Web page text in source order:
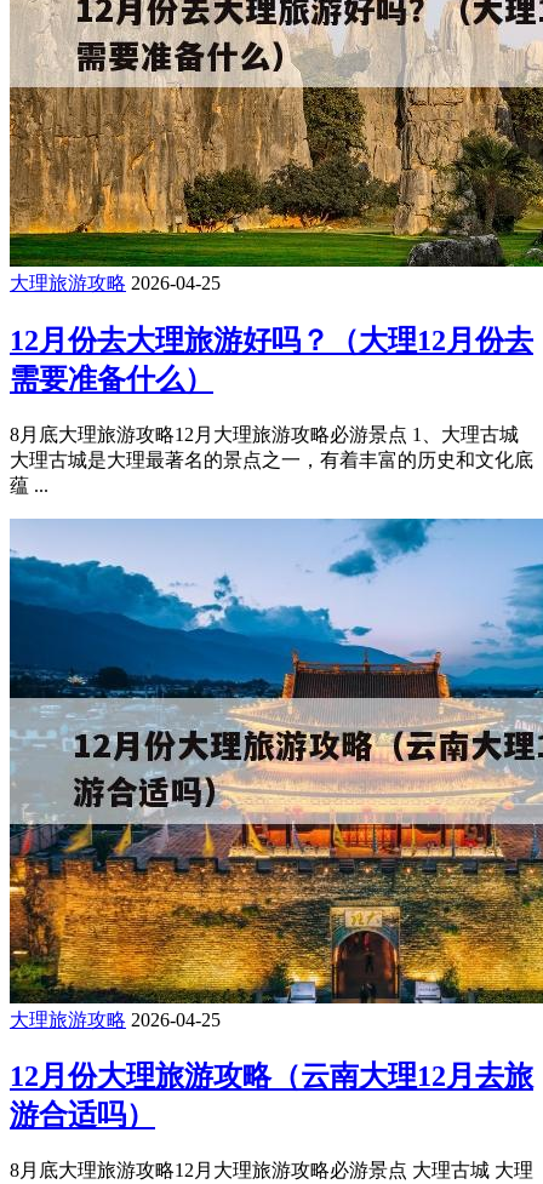
大理旅游攻略 2026-04-25
12月份去大理旅游好吗？（大理12月份去
需要准备什么）
8月底大理旅游攻略12月大理旅游攻略必游景点 1、大理古城
大理古城是大理最著名的景点之一，有着丰富的历史和文化底
蕴 ...
大理旅游攻略 2026-04-25
12月份大理旅游攻略（云南大理12月去旅
游合适吗）
8月底大理旅游攻略12月大理旅游攻略必游景点 大理古城 大理